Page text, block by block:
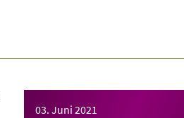
03. Juni 2021